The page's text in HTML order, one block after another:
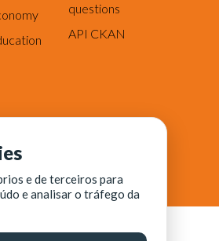
questions
API CKAN
e de terceiros para
e analisar o tráfego da